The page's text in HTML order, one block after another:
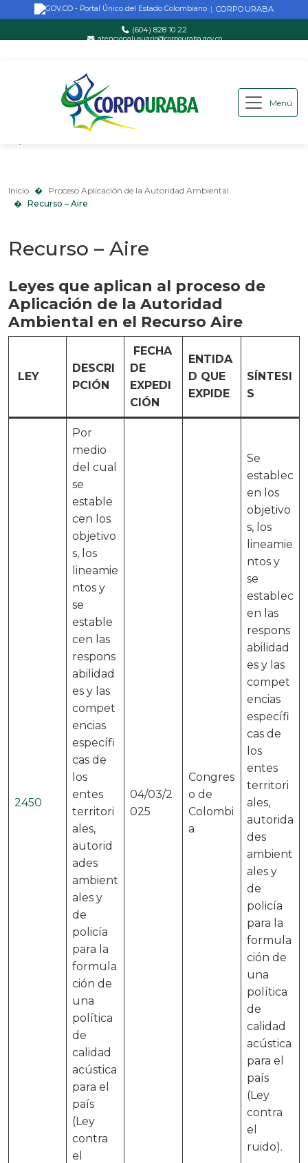
Saltar al contenido principal
| CORPOURABA
(604) 828 10 22
atencionalusuario@corpouraba.gov.co
Menú
Proceso Aplicación de la Autoridad Ambiental
Inicio
Proceso Aplicación de la Autoridad Ambiental
Recurso – Aire
Recurso – Aire
Leyes que aplican al proceso de
Aplicación de la Autoridad
Ambiental en el Recurso Aire
LEY
DESCRI
PCIÓN
FECHA
DE
EXPEDI
CIÓN
ENTIDA
D QUE
EXPIDE
SÍNTESI
S
2450
Por
medio
del cual
se
estable
cen los
objetivo
s, los
lineamie
ntos y
se
estable
cen las
respons
abilidad
es y las
compet
encias
específi
cas de
los
entes
territori
ales,
autorid
ades
ambient
ales y
de
policía
para la
formula
ción de
una
política
de
calidad
acústica
para el
país
(Ley
contra
el
04/03/2
025
Congres
o de
Colombi
a
Se
establec
en los
objetivo
s, los
lineamie
ntos y
se
establec
en las
respons
abilidad
es y las
compet
encias
específi
cas de
los
entes
territori
ales,
autorida
des
ambient
ales y
de
policía
para la
formula
ción de
una
política
de
calidad
acústica
para el
país
(Ley
contra
el
ruido).